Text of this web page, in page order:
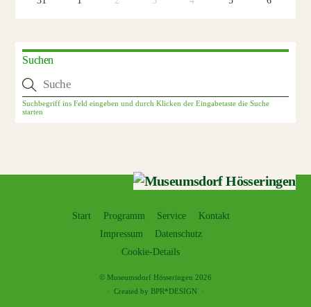
Suchen
Start Programm Service
Kontakt
Impressum
Datenschutz
Cookie-Details
© Museumsdorf Hösseringen 2026
· Created by BPR*DESIGN ·